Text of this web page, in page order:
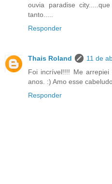
ouvia paradise
tanto.....
Responder
Thais Roland
11 de
Foi incrível!!!! Me
anos. :) Amo esse
Responder